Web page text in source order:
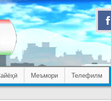
Меъмори Телефилм